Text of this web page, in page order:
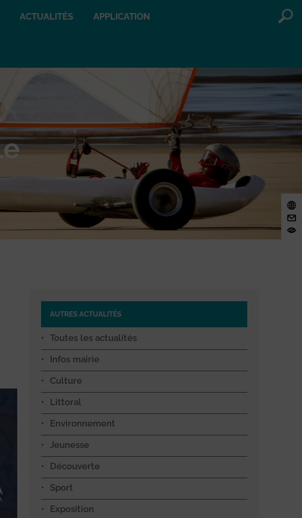
ACTUALITÉS APPLICATION
AUTRES ACTUALITÉS
Toutes les actualités
Infos mairie
Culture
Littoral
Environnement
Jeunesse
Découverte
Sport
Exposition